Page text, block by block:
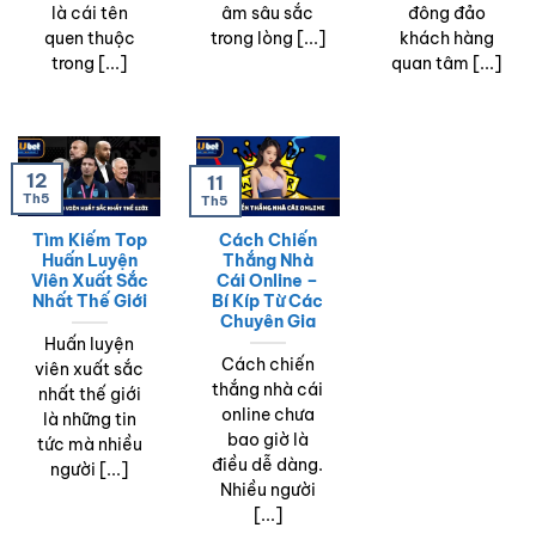
là cái tên
quen thuộc
trong [...]
âm sâu sắc
trong lòng [...]
đông đảo
khách hàng
quan tâm [...]
Tìm Kiếm Top
Huấn Luyện
Viên Xuất Sắc
Nhất Thế Giới
Huấn luyện
viên xuất sắc
nhất thế giới
là những tin
tức mà nhiều
người [...]
12
Th5
Cách Chiến
Thắng Nhà
Cái Online –
Bí Kíp Từ Các
Chuyên Gia
Cách chiến
thắng nhà cái
online chưa
bao giờ là
điều dễ dàng.
Nhiều người
[...]
11
Th5